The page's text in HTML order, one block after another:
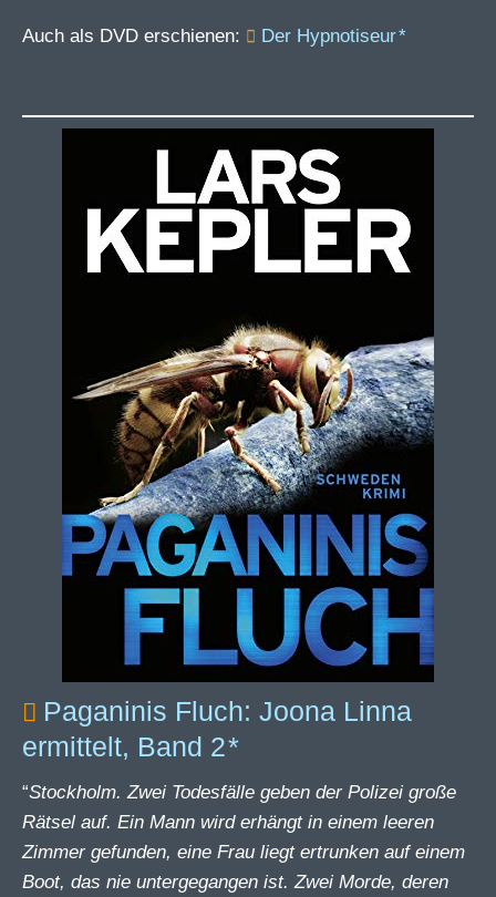
Auch als DVD erschienen: Der Hypnotiseur
Paganinis Fluch: Joona Linna
ermittelt, Band 2
“Stockholm. Zwei Todesfälle geben der Polizei große
Rätsel auf. Ein Mann wird erhängt in einem leeren
Zimmer gefunden, eine Frau liegt ertrunken auf einem
Boot, das nie untergegangen ist. Zwei Morde, deren